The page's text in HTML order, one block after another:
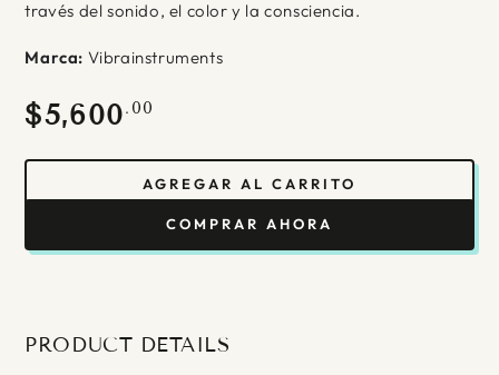
través del sonido, el color y la consciencia.
Marca: Vibrainstruments
Precio
regular
$5,600.00
AGREGAR AL CARRITO
COMPRAR AHORA
PRODUCT DETAILS